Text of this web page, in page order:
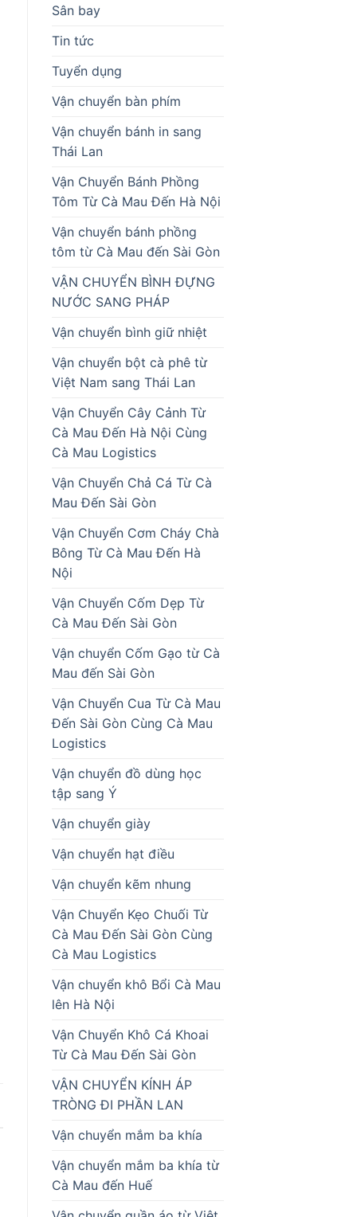
Sân bay
Tin tức
Tuyển dụng
Vận chuyển bàn phím
Vận chuyển bánh in sang
Thái Lan
Vận Chuyển Bánh Phồng
Tôm Từ Cà Mau Đến Hà Nội
Vận chuyển bánh phồng
tôm từ Cà Mau đến Sài Gòn
VẬN CHUYỂN BÌNH ĐỰNG
NƯỚC SANG PHÁP
Vận chuyển bình giữ nhiệt
Vận chuyển bột cà phê từ
Việt Nam sang Thái Lan
Vận Chuyển Cây Cảnh Từ
Cà Mau Đến Hà Nội Cùng
Cà Mau Logistics
Vận Chuyển Chả Cá Từ Cà
Mau Đến Sài Gòn
Vận Chuyển Cơm Cháy Chà
Bông Từ Cà Mau Đến Hà
Nội
Vận Chuyển Cốm Dẹp Từ
Cà Mau Đến Sài Gòn
Vận chuyển Cốm Gạo từ Cà
Mau đến Sài Gòn
Vận Chuyển Cua Từ Cà Mau
Đến Sài Gòn Cùng Cà Mau
Logistics
Vận chuyển đồ dùng học
tập sang Ý
Vận chuyển giày
Vận chuyển hạt điều
Vận chuyển kẽm nhung
Vận Chuyển Kẹo Chuối Từ
Cà Mau Đến Sài Gòn Cùng
Cà Mau Logistics
Vận chuyển khô Bổi Cà Mau
lên Hà Nội
Vận Chuyển Khô Cá Khoai
Từ Cà Mau Đến Sài Gòn
VẬN CHUYỂN KÍNH ÁP
TRÒNG ĐI PHẦN LAN
Vận chuyển mắm ba khía
Vận chuyển mắm ba khía từ
Cà Mau đến Huế